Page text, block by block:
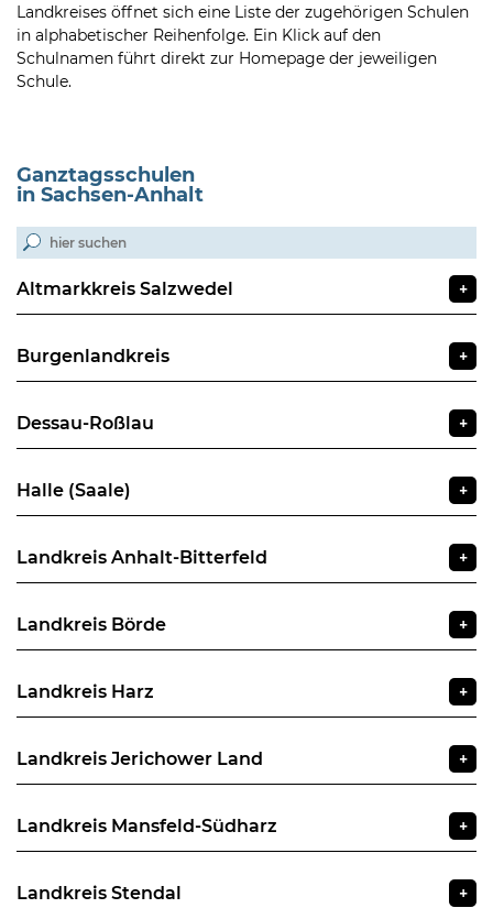
Landkreises öffnet sich eine Liste der zugehörigen Schulen
in alphabetischer Reihenfolge. Ein Klick auf den
Schulnamen führt direkt zur Homepage der jeweiligen
Schule.
Ganztagsschulen
in Sachsen-Anhalt
Altmarkkreis Salzwedel +
Burgenlandkreis +
Dessau-Roßlau +
Halle (Saale) +
Landkreis Anhalt-Bitterfeld +
Landkreis Börde +
Landkreis Harz +
Landkreis Jerichower Land +
Landkreis Mansfeld-Südharz +
Landkreis Stendal +